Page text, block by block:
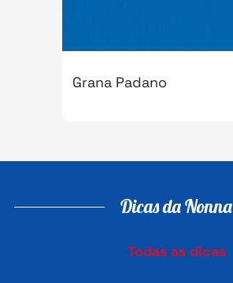
Grana Padano
Dicas da Nonna
Todas as dicas